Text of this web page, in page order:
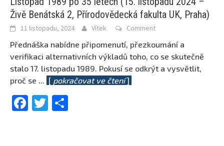
Živě Benátská 2, Přírodovědecká fakulta UK, Praha)
11 listopadu, 2024 Vítek Comment
Přednáška nabídne připomenutí, přezkoumání a
verifikaci alternativních výkladů toho, co se skutečně
stalo 17. listopadu 1989. Pokusí se odkrýt a vysvětlit,
proč se ... [ pokračovat ve čtení]
Facebook
Twitter